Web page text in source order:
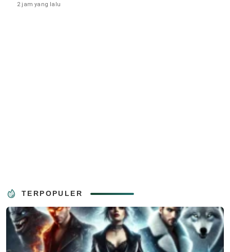
2 jam yang lalu
TERPOPULER